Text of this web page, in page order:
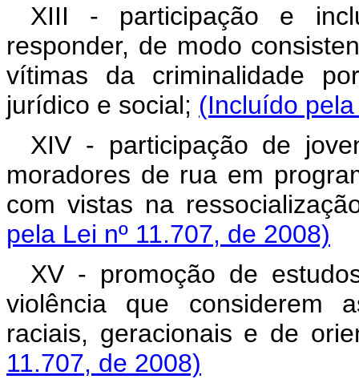
XIII - participação e
responder, de modo
vítimas da criminalidade
jurídico e social; (Incluído
XIV - participação de
moradores de rua em
com vistas na
pela Lei nº 11.707, de 2008)
XV - promoção de
violência que considerem
raciais, geracionais e de
11.707, de 2008)